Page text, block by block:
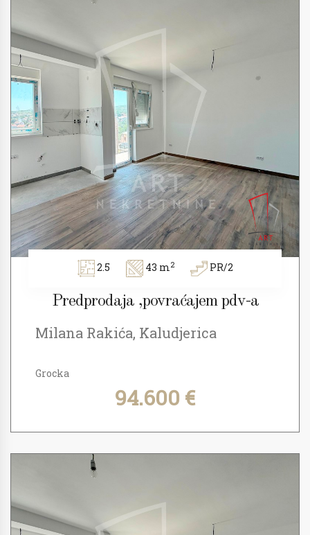
2.5 43 m2 PR/2
Predprodaja ,povraćajem pdv-a
Milana Rakića, Kaludjerica
Grocka
94.600 €